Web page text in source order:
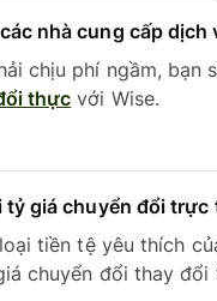
nhà cung cấp dịch
chịu phí ngầm, bạn
thực với Wise.
tỷ giá chuyển đổi trực
tiền tệ yêu thích
chuyển đổi thay đổi